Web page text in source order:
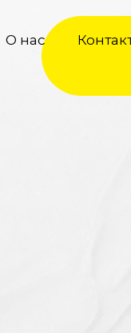
О нас